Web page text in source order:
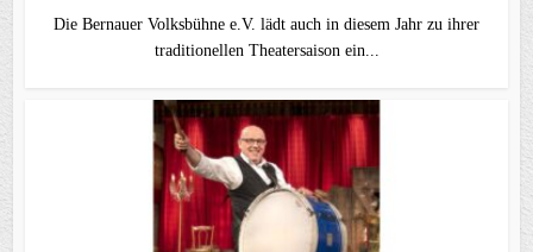
Die Bernauer Volksbühne e.V. lädt auch in diesem Jahr zu ihrer
traditionellen Theater­saison ein...